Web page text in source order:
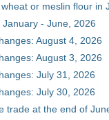
or meslin flour in
- June, 2026
August 4, 2026
August 3, 2026
July 31, 2026
July 30, 2026
trade at the end of